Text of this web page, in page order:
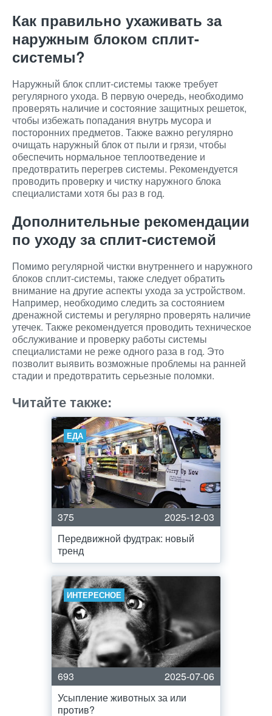
Как правильно ухаживать за
наружным блоком сплит-
системы?
Наружный блок сплит-системы также требует
регулярного ухода. В первую очередь, необходимо
проверять наличие и состояние защитных решеток,
чтобы избежать попадания внутрь мусора и
посторонних предметов. Также важно регулярно
очищать наружный блок от пыли и грязи, чтобы
обеспечить нормальное теплоотведение и
предотвратить перегрев системы. Рекомендуется
проводить проверку и чистку наружного блока
специалистами хотя бы раз в год.
Дополнительные рекомендации
по уходу за сплит-системой
Помимо регулярной чистки внутреннего и наружного
блоков сплит-системы, также следует обратить
внимание на другие аспекты ухода за устройством.
Например, необходимо следить за состоянием
дренажной системы и регулярно проверять наличие
утечек. Также рекомендуется проводить техническое
обслуживание и проверку работы системы
специалистами не реже одного раза в год. Это
позволит выявить возможные проблемы на ранней
стадии и предотвратить серьезные поломки.
Читайте также:
ЕДА
375
2025-12-03
Передвижной фудтрак: новый
тренд
ИНТЕРЕСНОЕ
693
2025-07-06
Усыпление животных за или
против?